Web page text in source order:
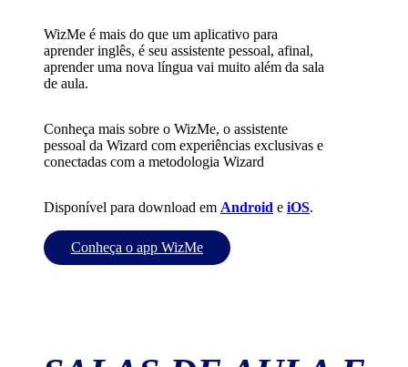
WizMe é mais do que um aplicativo para
aprender inglês, é seu assistente pessoal, afinal,
aprender uma nova língua vai muito além da sala
de aula.
Conheça mais sobre o WizMe, o assistente
pessoal da Wizard com experiências exclusivas e
conectadas com a metodologia Wizard
Disponível para download em Android e iOS.
Conheça o app WizMe